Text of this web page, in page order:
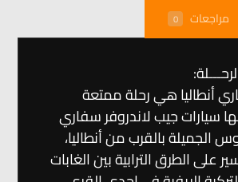
مراجعات 0
أنطاليا هي رحلة ممتعة
سيارات جيب لاندروفر سفاري
الجميلة بالقرب من أنطاليا،
على الطرق الترابية بين الغابات